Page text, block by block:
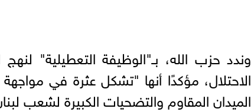
وندد حزب الله، بـ"الوظيفة التعطيلية"
الاحتلال، مؤكدًا أنها "تشكل عثرة في
الميدان المقاوم والتضحيات الكبيرة لشعب